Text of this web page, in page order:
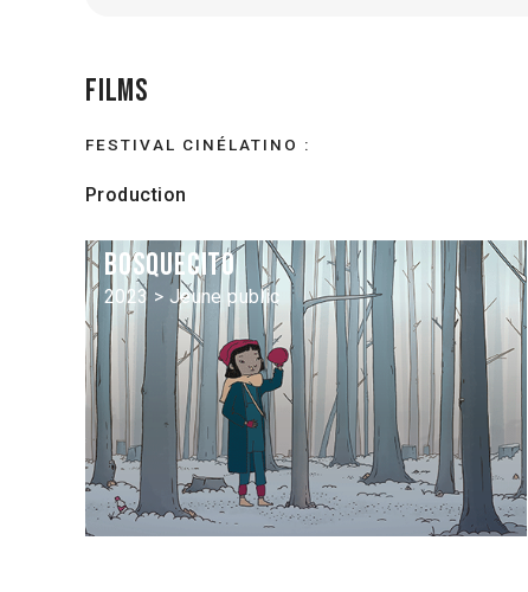
Films
FESTIVAL CINÉLATINO :
Production
Bosquecito
2023 > Jeune public